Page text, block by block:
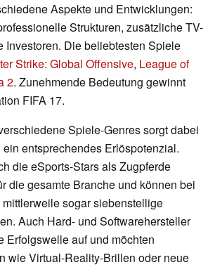
Aspekte und Entwicklungen:
Strukturen, zusätzliche TV-
Investoren. Die beliebtesten Spiele
Strike: Global Offensive, League of
2. Zunehmende Bedeutung gewinnt
FIFA 17.
Spiele-Genres sorgt dabei
entsprechendes Erlöspotenzial.
die eSports-Stars als Zugpferde
die gesamte Branche und können bei
sogar siebenstellige
Auch Hard- und Softwarehersteller
Erfolgswelle auf und möchten
wie Virtual-Reality-Brillen oder neue